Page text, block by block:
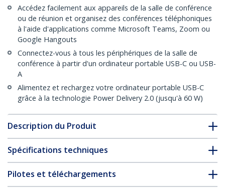
Accédez facilement aux appareils de la salle de conférence
ou de réunion et organisez des conférences téléphoniques
à l'aide d'applications comme Microsoft Teams, Zoom ou
Google Hangouts
Connectez-vous à tous les périphériques de la salle de
conférence à partir d'un ordinateur portable USB-C ou USB-
A
Alimentez et rechargez votre ordinateur portable USB-C
grâce à la technologie Power Delivery 2.0 (jusqu'à 60 W)
Description du Produit
Spécifications techniques
Pilotes et téléchargements